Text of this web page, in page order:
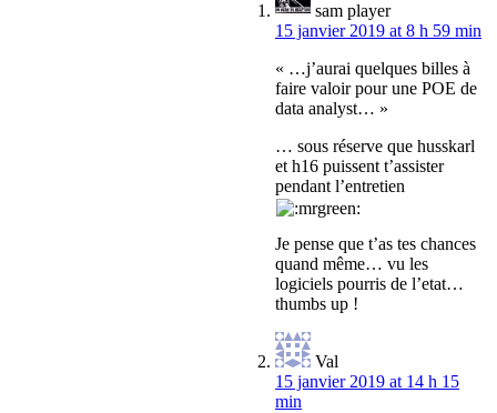
sam player
15 janvier 2019 at 8 h 59 min
« …j’aurai quelques billes à
faire valoir pour une POE de
data analyst… »
… sous réserve que husskarl
et h16 puissent t’assister
pendant l’entretien
Je pense que t’as tes chances
quand même… vu les
logiciels pourris de l’etat…
thumbs up !
Val
15 janvier 2019 at 14 h 15
min